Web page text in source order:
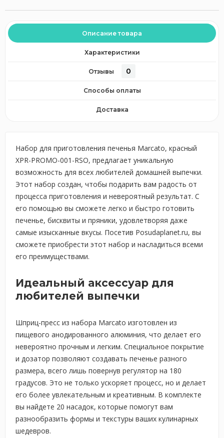
Описание товара
Характеристики
Отзывы 0
Способы оплаты
Доставка
Набор для приготовления печенья Marcato, красный
XPR-PROMO-001-RSO, предлагает уникальную
возможность для всех любителей домашней выпечки.
Этот набор создан, чтобы подарить вам радость от
процесса приготовления и невероятный результат. С
его помощью вы сможете легко и быстро готовить
печенье, бисквиты и пряники, удовлетворяя даже
самые изысканные вкусы. Посетив Posudaplanet.ru, вы
сможете приобрести этот набор и насладиться всеми
его преимуществами.
Идеальный аксессуар для
любителей выпечки
Шприц-пресс из набора Marcato изготовлен из
пищевого анодированного алюминия, что делает его
невероятно прочным и легким. Специальное покрытие
и дозатор позволяют создавать печенье разного
размера, всего лишь повернув регулятор на 180
градусов. Это не только ускоряет процесс, но и делает
его более увлекательным и креативным. В комплекте
вы найдете 20 насадок, которые помогут вам
разнообразить формы и текстуры ваших кулинарных
шедевров.